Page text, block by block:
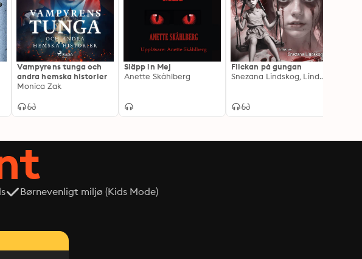
Vampyrens tunga och
andra hemska historier
Monica Zak
Släpp in Mej
Anette Skåhlberg
Flickan på gungan
Snezana Lindskog, Linda J. Nilsson
Børnevenligt miljø (Kids Mode)